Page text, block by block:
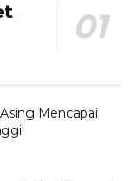
Mencapai